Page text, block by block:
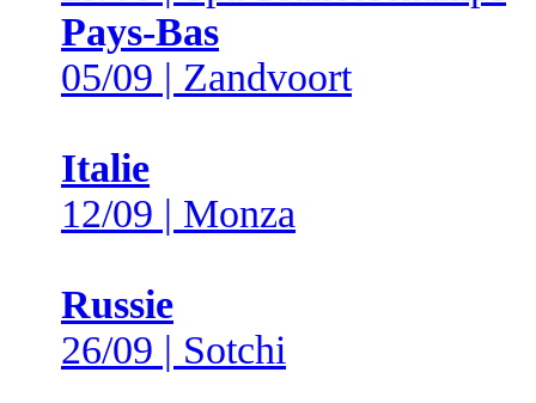
Pays-Bas
05/09 | Zandvoort
Italie
12/09 | Monza
Russie
26/09 | Sotchi